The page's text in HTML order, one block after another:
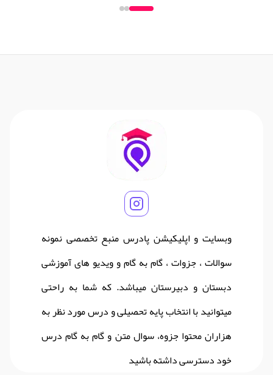
وبسایت و اپلیکیشن پادرس منبع تخصصی نمونه
سوالات ، جزوات ، گام به گام و ویدیو های آموزشی
دبستان و دبیرستان میباشد. که شما به راحتی
میتوانید با انتخاب پایه تحصیلی و درس مورد نظر به
هزاران محتوا جزوه، سوال متن و گام به گام درس
خود دسترسی داشته باشید